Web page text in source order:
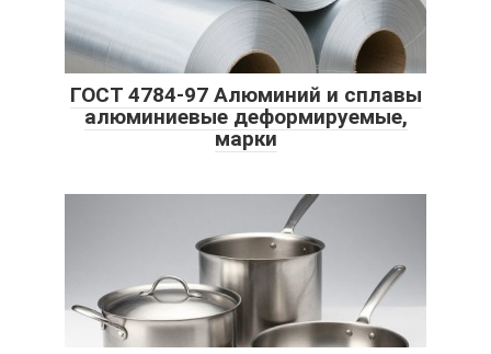
ГОСТ 4784-97 Алюминий и сплавы
алюминиевые деформируемые,
марки